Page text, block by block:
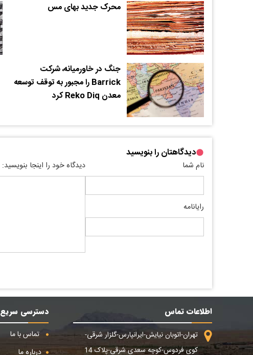
محرک جدید بهای مس
جنگ‌ در خاورمیانه، شرکت
Barrick را مجبور به توقف توسعه‌
معدن Reko Diq کرد
دیدگاهتان را بنویسید
نام شما
رایانامه
دیدگاه خود را اینجا بنویسید:
اطلاعات تماس
تهران-اتوبان نیایش-ایرانپارس-گلزار شرقی-
کوی فردوس-کوچه سعدی شرقی-پلاک 14
دسترسی سریع
تماس با ما
درباره ما